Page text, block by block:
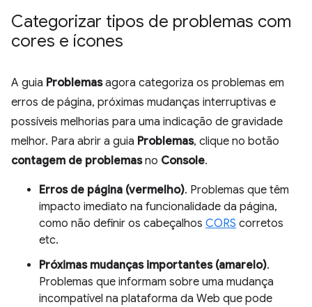
Categorizar tipos de problemas com
cores e ícones
A guia Problemasagora categoriza os problemas em
erros de página, próximas mudanças interruptivas e
possíveis melhorias para uma indicação de gravidade
melhor. Para abrir a guia Problemas, clique no botão
contagem de problemasno Console.
Erros de página (vermelho). Problemas que têm
impacto imediato na funcionalidade da página,
como não definir os cabeçalhos CORS corretos
etc.
Próximas mudanças importantes (amarelo).
Problemas que informam sobre uma mudança
incompatível na plataforma da Web que pode